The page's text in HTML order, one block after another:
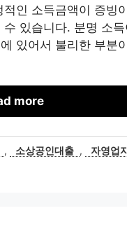
인 소득금액이 증빙
있습니다. 분명 소
있어서 불리한 부분
more
, 소상공인대출 , 자영업